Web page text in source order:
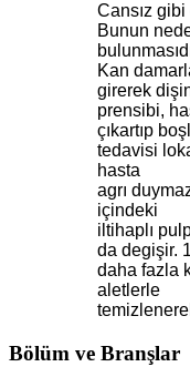
Cansız
Bunun
Kan
girerek
prensibi,
çıkartıp
tedavisi
hasta
agrı
içindeki
iltihaplı
da degişir.
daha fazla
aletlerle
Bölüm ve Branşlar